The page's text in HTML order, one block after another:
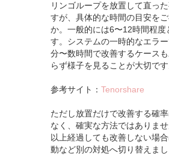
リンゴループを放置して直っ
すが、具体的な時間の目安を
か。一般的には6〜12時間程度
す。システムの一時的なエラ
分〜数時間で改善するケース
らず様子を見ることが大切です
参考サイト： Tenorshare
ただし放置だけで改善する確
なく、確実な方法ではありま
以上経過しても改善しない場
動など別の対処へ切り替えまし